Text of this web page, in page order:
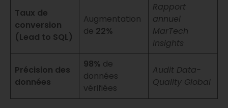
Taux de
conversion
(Lead to SQL)
Augmentation
de 22%
Rapport
annuel
MarTech
Insights
Précision des
données
98% de
données
vérifiées
Audit Data-
Quality Global